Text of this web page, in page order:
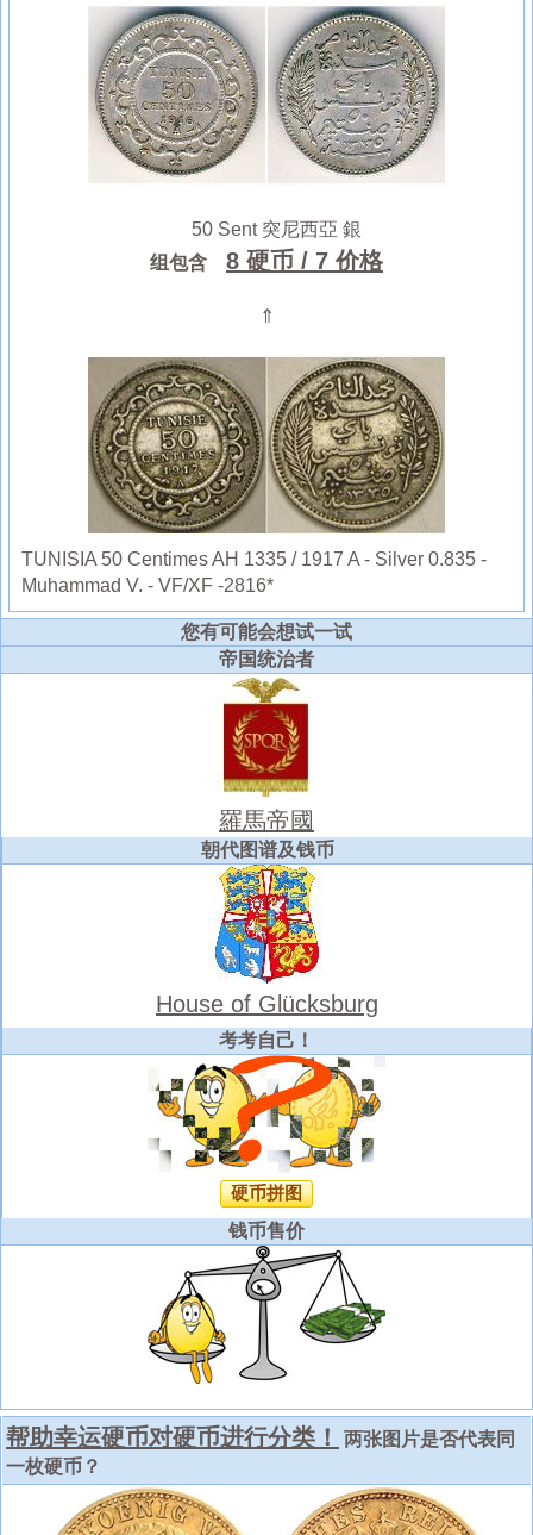
50 Sent 突尼西亞 銀
组包含
8 硬币 / 7 价格
⇑
TUNISIA 50 Centimes AH 1335 / 1917 A - Silver 0.835 -
Muhammad V. - VF/XF -2816*
您有可能会想试一试
帝国统治者
羅馬帝國
朝代图谱及钱币
House of Glücksburg
考考自己！
硬币拼图
钱币售价
帮助幸运硬币对硬币进行分类！
两张图片是否代表同
一枚硬币？